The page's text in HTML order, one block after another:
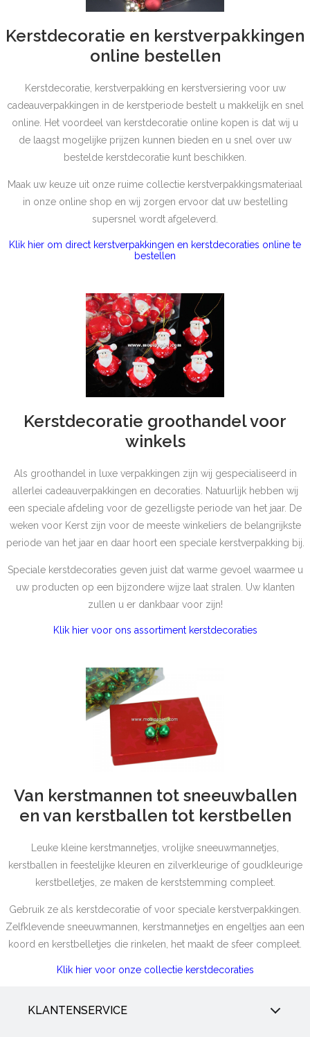
Kerstdecoratie en kerstverpakkingen
online bestellen
Kerstdecoratie, kerstverpakking en kerstversiering voor uw
cadeauverpakkingen in de kerstperiode bestelt u makkelijk en snel
online. Het voordeel van kerstdecoratie online kopen is dat wij u
de laagst mogelijke prijzen kunnen bieden en u snel over uw
bestelde kerstdecoratie kunt beschikken.
Maak uw keuze uit onze ruime collectie kerstverpakkingsmateriaal
in onze online shop en wij zorgen ervoor dat uw bestelling
supersnel wordt afgeleverd.
Klik hier om direct kerstverpakkingen en kerstdecoraties online te
bestellen
Kerstdecoratie groothandel voor
winkels
Als groothandel in luxe verpakkingen zijn wij gespecialiseerd in
allerlei cadeauverpakkingen en decoraties. Natuurlijk hebben wij
een speciale afdeling voor de gezelligste periode van het jaar. De
weken voor Kerst zijn voor de meeste winkeliers de belangrijkste
periode van het jaar en daar hoort een speciale kerstverpakking bij.
Speciale kerstdecoraties geven juist dat warme gevoel waarmee u
uw producten op een bijzondere wijze laat stralen. Uw klanten
zullen u er dankbaar voor zijn!
Klik hier voor ons assortiment kerstdecoraties
Van kerstmannen tot sneeuwballen
en van kerstballen tot kerstbellen
Leuke kleine kerstmannetjes, vrolijke sneeuwmannetjes,
kerstballen in feestelijke kleuren en zilverkleurige of goudkleurige
kerstbelletjes, ze maken de kerststemming compleet.
Gebruik ze als kerstdecoratie of voor speciale kerstverpakkingen.
Zelfklevende sneeuwmannen, kerstmannetjes en engeltjes aan een
koord en kerstbelletjes die rinkelen, het maakt de sfeer compleet.
Klik hier voor onze collectie kerstdecoraties
KLANTENSERVICE